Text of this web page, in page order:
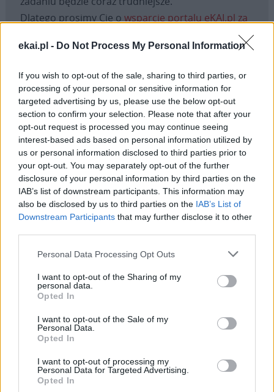
ekai.pl - Do Not Process My Personal Information
If you wish to opt-out of the sale, sharing to third parties, or
processing of your personal or sensitive information for
targeted advertising by us, please use the below opt-out
section to confirm your selection. Please note that after your
opt-out request is processed you may continue seeing
interest-based ads based on personal information utilized by
us or personal information disclosed to third parties prior to
your opt-out. You may separately opt-out of the further
disclosure of your personal information by third parties on the
IAB’s list of downstream participants. This information may
also be disclosed by us to third parties on the IAB’s List of
Downstream Participants that may further disclose it to other
Personal Data Processing Opt Outs
I want to opt-out of the Sharing of my
personal data.
Opted In
I want to opt-out of the Sale of my
Personal Data.
Opted In
I want to opt-out of processing my
Personal Data for Targeted Advertising.
Opted In
Dlatego prosimy Cię o wsparcie portalu eKAI.pl za
Dzięki Tobie będziemy mogli realizować naszą
Facebook
TwitterMessengerWhatsApp
EmailCopy
Link
Print
Wersja do druku
Najnowsze
Leon XIV: w każdej sytuacji Jezus nas nie opuszcza
09 sierpnia 2026 | 15:48